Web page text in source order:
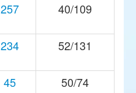
257 40/109
234 52/131
45
50/74